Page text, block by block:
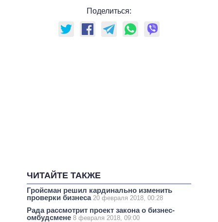
Поделиться:
ЧИТАЙТЕ ТАКЖЕ
Гройсман решил кардинально изменить
проверки бизнеса 20 февраля 2018, 00:28
Рада рассмотрит проект закона о бизнес-
омбудсмене 8 февраля 2018, 09:00